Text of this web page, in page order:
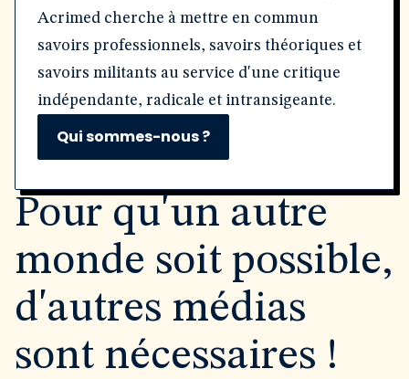
Acrimed cherche à mettre en commun
savoirs professionnels, savoirs théoriques et
savoirs militants au service d'une critique
indépendante, radicale et intransigeante.
Qui sommes-nous ?
Pour qu'un autre
monde soit possible,
d'autres médias
sont nécessaires !